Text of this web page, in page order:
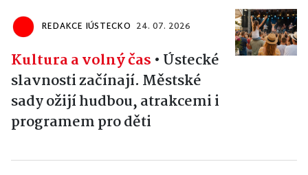
REDAKCE IÚSTECKO 24. 07. 2026
Kultura a volný čas • Ústecké
slavnosti začínají. Městské
sady ožijí hudbou, atrakcemi i
programem pro děti